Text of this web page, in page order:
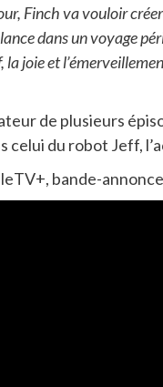
Finch va vouloir
dans un voyage
joie et
de plusieurs
du robot Jeff,
bande-